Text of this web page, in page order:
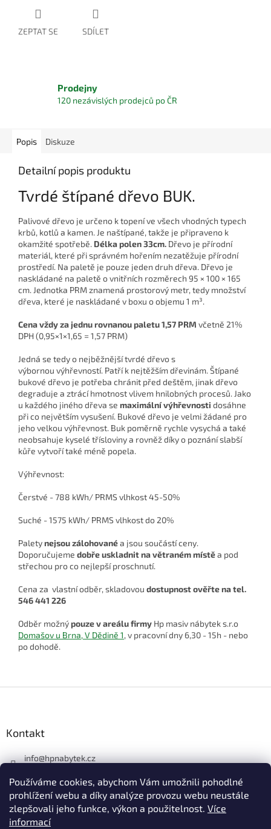
Používáme cookies, abychom Vám umožnili pohodlné
prohlížení webu a díky analýze provozu webu neustále
zlepšovali jeho funkce, výkon a použitelnost. Více
informací
ZEPTAT SE SDÍLET
Prodejny
120 nezávislých prodejců po ČR
Popis Diskuze
Detailní popis produktu
Tvrdé štípané dřevo BUK.
Palivové dřevo je určeno k topení ve všech vhodných typech
krbů, kotlů a kamen. Je naštípané, takže je připraveno k
okamžité spotřebě. Délka polen 33cm. Dřevo je přírodní
materiál, které při správném hořením nezatěžuje přírodní
prostředí. Na paletě je pouze jeden druh dřeva. Dřevo je
naskládané na paletě o vnitřních rozměrech 95 × 100 × 165
cm. Jednotka PRM znamená prostorový metr, tedy množství
dřeva, které je naskládané v boxu o objemu 1 m³.
Cena vždy za jednu rovnanou paletu1,57 PRM včetně 21%
DPH(0,95×1×1,65 = 1,57 PRM)
Jedná se tedy o nejběžnější tvrdé dřevo s
výbornou výhřevností. Patří k nejtěžším dřevinám. Štípané
bukové dřevo je potřeba chránit před deštěm, jinak dřevo
degraduje a ztrácí hmotnost vlivem hnilobných procesů. Jako
u každého jiného dřeva se maximální výhřevnosti dosáhne
při co největším vysušení. Bukové dřevo je velmi žádané pro
jeho velkou výhřevnost. Buk poměrně rychle vysychá a také
neobsahuje kyselé třísloviny a rovněž díky o poznání slabší
kůře vytvoří také méně popela.
Výhřevnost:
Čerstvé - 788 kWh/ PRMS vlhkost 45-50%
Suché - 1575 kWh/ PRMS vlhkost do 20%
Paletynejsou zálohovanéa jsou součástí ceny.
Doporučujeme dobře uskladnit na větraném místěa pod
střechou pro co nejlepší proschnutí.
Cena za vlastní odběr, skladovou dostupnost ověřte na tel.
546 441 226
Odběr možnýpouze v areálu firmy Hp masiv nábytek s.r.o
Domašov u Brna, V Dědině 1, v pracovní dny 6,30 - 15h - nebo
po dohodě.
Kontakt
info@hpnabytek.cz
HP masiv nábytek
hpmasivnabytek